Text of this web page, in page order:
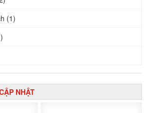
(1)
NHẬT